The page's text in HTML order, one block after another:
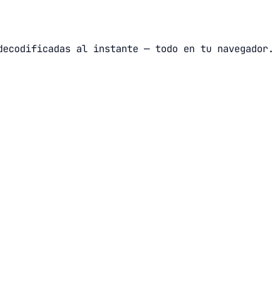
al instante — todo en tu navegador.